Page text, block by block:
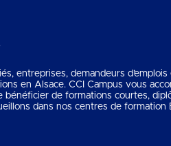
entreprises, demandeurs
en Alsace. CCI Campus vous
bénéficier de formations courtes,
dans nos centres de formation